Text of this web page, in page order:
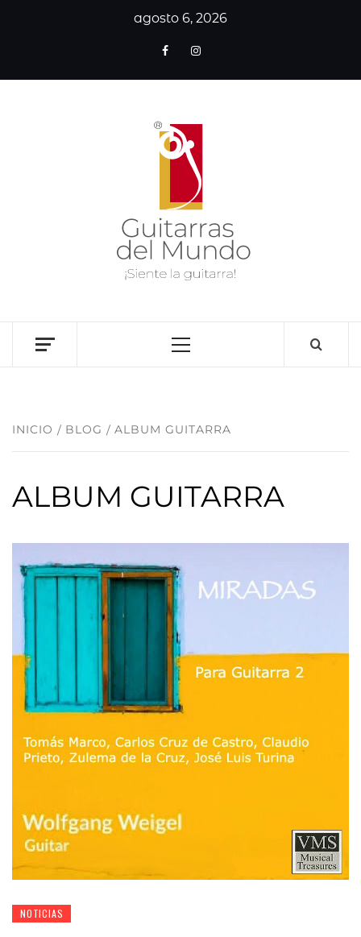
agosto 6, 2026
INICIO BLOG ALBUM GUITARRA
ALBUM GUITARRA
NOTICIAS